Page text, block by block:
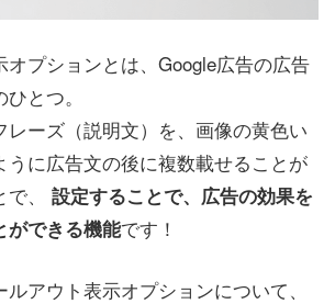
オプションとは、Google広告の広告
とつ。
レーズ（説明文）を、画像の黄色い
うに広告文の後に複数載せることが
、
設定することで、広告の効果を
ができる機能です！
アウト表示オプションについて、